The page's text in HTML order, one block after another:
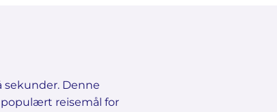
sekunder. Denne
populært reisemål for